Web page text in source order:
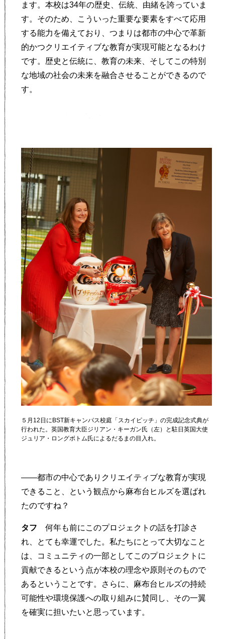
ます。本校は34年の歴史、伝統、由緒を誇っていま
す。そのため、こういった重要な要素をすべて応用
する能力を備えており、つまりは都市の中心で革新
的かつクリエイティブな教育が実現可能となるわけ
です。歴史と伝統に、教育の未来、そしてこの特別
な地域の社会の未来を融合させることができるので
す。
５月12日にBST新キャンパス校庭「スカイピッチ」の完成記念式典が
行われた。英国教育大臣ジリアン・キーガン氏（左）と駐日英国大使
ジュリア・ロングボトム氏によるだるまの目入れ。
——都市の中心でありクリエイティブな教育が実現
できること、という観点から麻布台ヒルズを選ばれ
たのですね？
タフ 何年も前にこのプロジェクトの話を打診さ
れ、とても幸運でした。私たちにとって大切なこと
は、コミュニティの一部としてこのプロジェクトに
貢献できるという点が本校の理念や原則そのもので
あるということです。さらに、麻布台ヒルズの持続
可能性や環境保護への取り組みに賛同し、その一翼
を確実に担いたいと思っています。